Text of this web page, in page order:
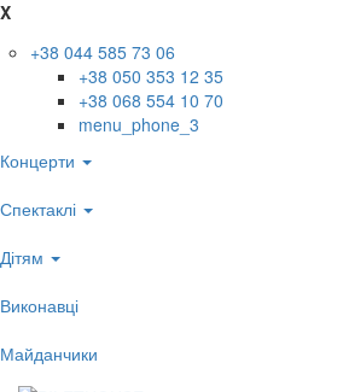
X
+38 044 585 73 06
+38 050 353 12 35
+38 068 554 10 70
menu_phone_3
Концерти
Спектаклі
Дітям
Виконавці
Майданчики